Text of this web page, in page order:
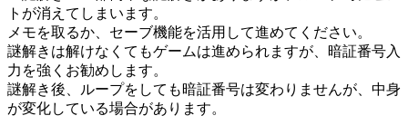
トが消えてしまいます。
メモを取るか、セーブ機能を活用して進めてください。
謎解きは解けなくてもゲームは進められますが、暗証番号入
力を強くお勧めします。
謎解き後、ループをしても暗証番号は変わりませんが、中身
が変化している場合があります。